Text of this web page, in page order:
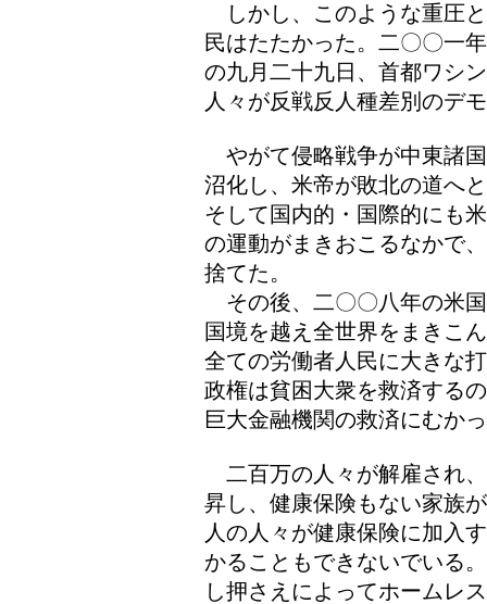
しかし、このような重圧
民はたたかった。二〇〇一
の九月二十九日、首都ワシ
人々が反戦反人種差別のデ
やがて侵略戦争が中東諸
沼化し、米帝が敗北の道へ
そして国内的・国際的にも
の運動がまきおこるなかで
捨てた。
その後、二〇〇八年の米
国境を越え全世界をまきこ
全ての労働者人民に大きな
政権は貧困大衆を救済する
巨大金融機関の救済にむか
二百万の人々が解雇され
昇し、健康保険もない家族
人の人々が健康保険に加入
かることもできないでいる
し押さえによってホームレ